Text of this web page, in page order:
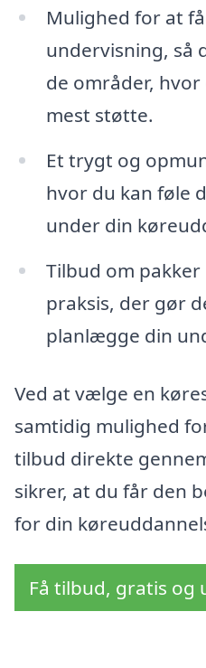
Mulighed for at
undervisning, så
de områder,
mest støtte.
Et trygt og
hvor du kan føle
under din
Tilbud om
praksis, der gør
planlægge din
Ved at vælge en
samtidig mulighed
tilbud direkte
sikrer, at du får den
for din
Få tilbud, gratis og